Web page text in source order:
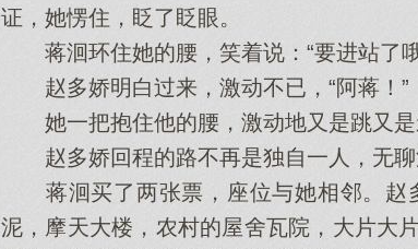
证，她愣住，眨了眨眼。
蒋洄环住她的腰，笑着说：“要进站了
赵多娇明白过来，激动不已，“阿蒋！”
她一把抱住他的腰，激动地又是跳又是
赵多娇回程的路不再是独自一人，无聊
蒋洄买了两张票，座位与她相邻。赵
泥，摩天大楼，农村的屋舍瓦院，大片